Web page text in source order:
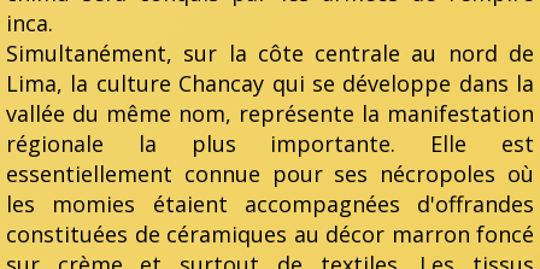
inca.
Simultanément, sur la côte centrale au nord de
Lima, la culture Chancay qui se développe dans la
vallée du même nom, représente la manifestation
régionale la plus importante. Elle est
essentiellement connue pour ses nécropoles où
les momies étaient accompagnées d'offrandes
constituées de céramiques au décor marron foncé